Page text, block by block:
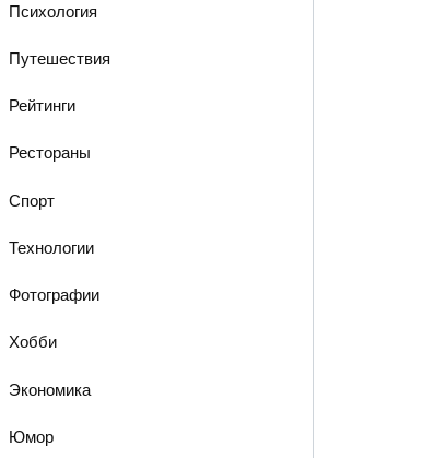
Психология
Путешествия
Рейтинги
Рестораны
Спорт
Технологии
Фотографии
Хобби
Экономика
Юмор